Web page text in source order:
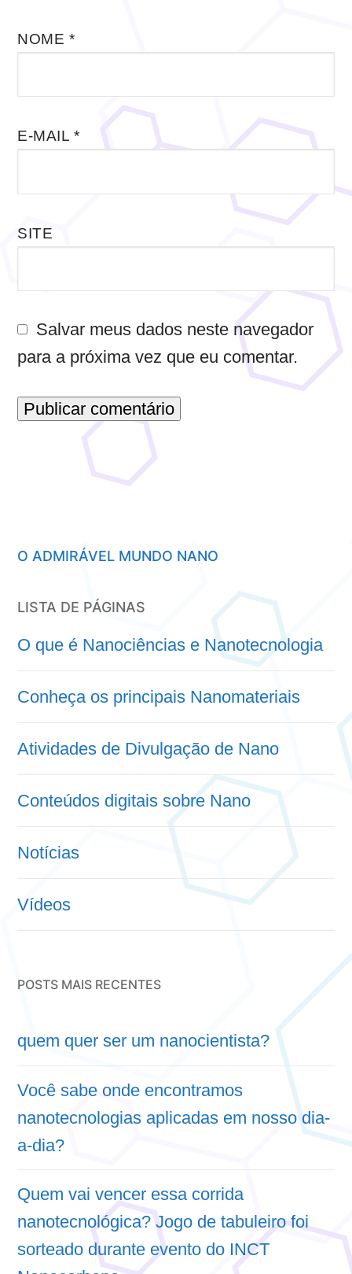
NOME *
E-MAIL *
SITE
Salvar meus dados neste navegador
para a próxima vez que eu comentar.
O ADMIRÁVEL MUNDO NANO
LISTA DE PÁGINAS
O que é Nanociências e Nanotecnologia
Conheça os principais Nanomateriais
Atividades de Divulgação de Nano
Conteúdos digitais sobre Nano
Notícias
Vídeos
POSTS MAIS RECENTES
quem quer ser um nanocientista?
Você sabe onde encontramos
nanotecnologias aplicadas em nosso dia-
a-dia?
Quem vai vencer essa corrida
nanotecnológica? Jogo de tabuleiro foi
sorteado durante evento do INCT